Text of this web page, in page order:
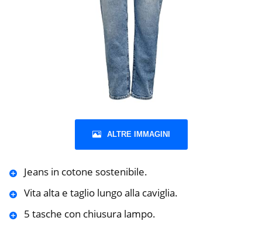
ALTRE IMMAGINI
Jeans in cotone sostenibile.
Vita alta e taglio lungo alla caviglia.
5 tasche con chiusura lampo.